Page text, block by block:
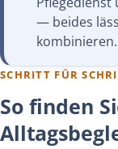
— beides
kombinieren.
SCHRITT FÜR
So finden